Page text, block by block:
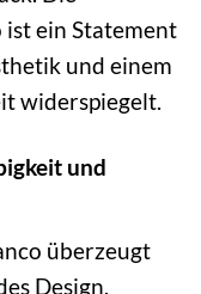
ist ein Statement
und einem
widerspiegelt.
und
überzeugt
Design,